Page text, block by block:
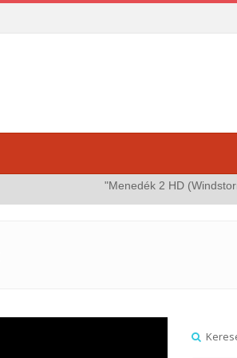
"Menedék 2 HD (Windstorm 2),